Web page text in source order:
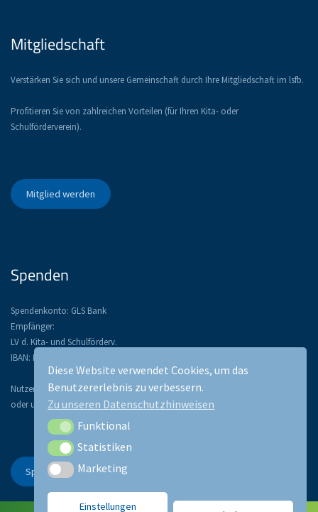
Mitgliedschaft
Verstärken Sie sich und unsere Gemeinschaft durch Ihre Mitgliedschaft im lsfb.
Profitieren Sie von zahlreichen Vorteilen (für Ihren Kita- oder
Schulförderverein).
Mitglied werden
Spenden
Spendenkonto: GLS Bank
Empfänger:
LV d. Kita- und Schulförderv.
IBAN: DE52 4306 0967 1134 3367 00
Nutzen Sie PayPal: paypal@lsfb.de
oder unser Spendentool:
Spenden Sie!
Diese Website verwendet Cookies, um das
Benutzererlebnis zu verbessern.
Zu unseren Datenschutzhinweisen
FunktionalFunktional
StatistikenStatistiken
MarketingMarketing
Einstellungen